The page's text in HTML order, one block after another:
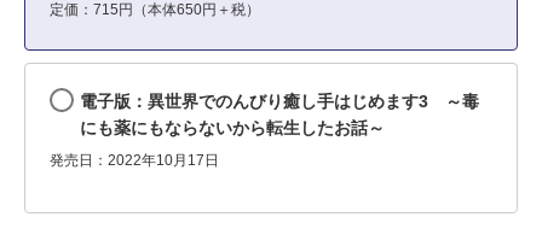
定価：715円（本体650円＋税）
電子版：異世界でのんびり癒し手はじめます3 ～毒
にも薬にもならないから転生したお話～
発売日：2022年10月17日